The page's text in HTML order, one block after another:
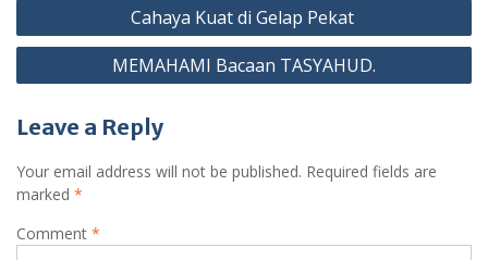
navigation
Cahaya Kuat di Gelap Pekat
MEMAHAMI Bacaan TASYAHUD.
Leave a Reply
Your email address will not be published. Required fields are
marked *
Comment *